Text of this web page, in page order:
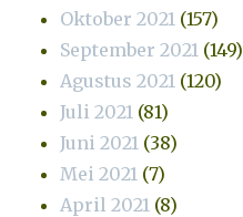
Oktober 2021 (157)
September 2021 (149)
Agustus 2021 (120)
Juli 2021 (81)
Juni 2021 (38)
Mei 2021 (7)
April 2021 (8)